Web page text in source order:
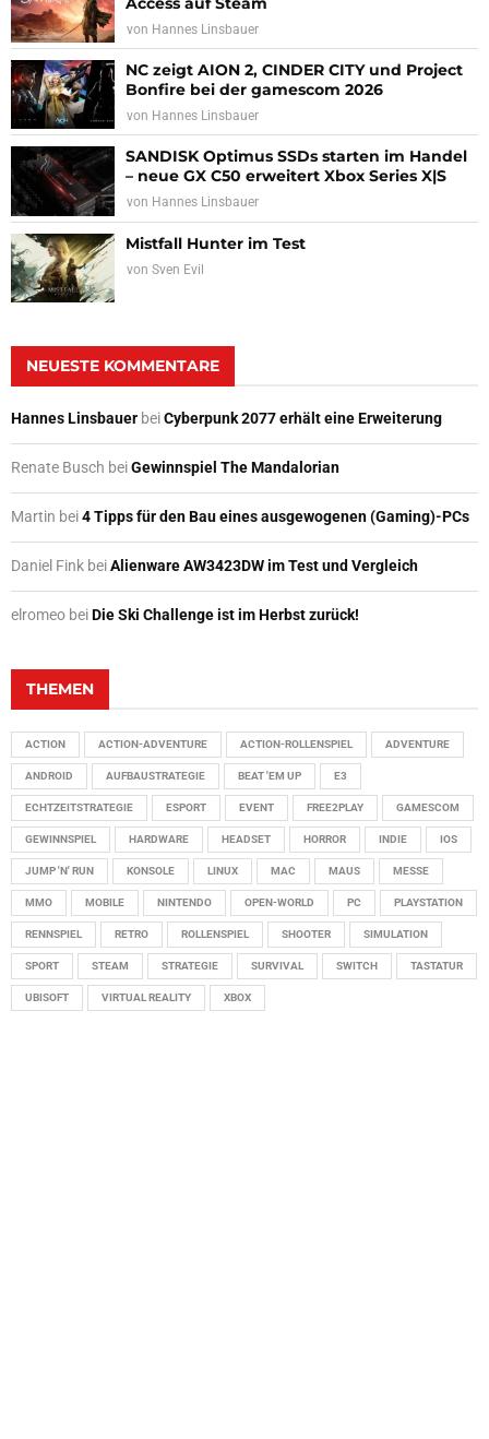
von Hannes Linsbauer
NC zeigt AION 2, CINDER CITY und Project
Bonfire bei der gamescom 2026
von Hannes Linsbauer
SANDISK Optimus SSDs starten im Handel
– neue GX C50 erweitert Xbox Series X|S
von Hannes Linsbauer
Mistfall Hunter im Test
von Sven Evil
NEUESTE KOMMENTARE
Hannes Linsbauer beiCyberpunk 2077 erhält eine Erweiterung
Renate Busch beiGewinnspiel The Mandalorian
Martin bei4 Tipps für den Bau eines ausgewogenen (Gaming)-PCs
Daniel Fink beiAlienware AW3423DW im Test und Vergleich
elromeo beiDie Ski Challenge ist im Herbst zurück!
THEMEN
ACTION ACTION-ADVENTURE ACTION-ROLLENSPIEL ADVENTURE
ANDROID AUFBAUSTRATEGIE BEAT 'EM UP E3
ECHTZEITSTRATEGIE ESPORT EVENT FREE2PLAY GAMESCOM
GEWINNSPIEL HARDWARE HEADSET HORROR INDIE IOS
JUMP 'N' RUN KONSOLE LINUX MAC MAUS MESSE
MMO MOBILE NINTENDO OPEN-WORLD PC PLAYSTATION
RENNSPIEL RETRO ROLLENSPIEL SHOOTER SIMULATION
SPORT STEAM STRATEGIE SURVIVAL SWITCH TASTATUR
UBISOFT VIRTUAL REALITY XBOX